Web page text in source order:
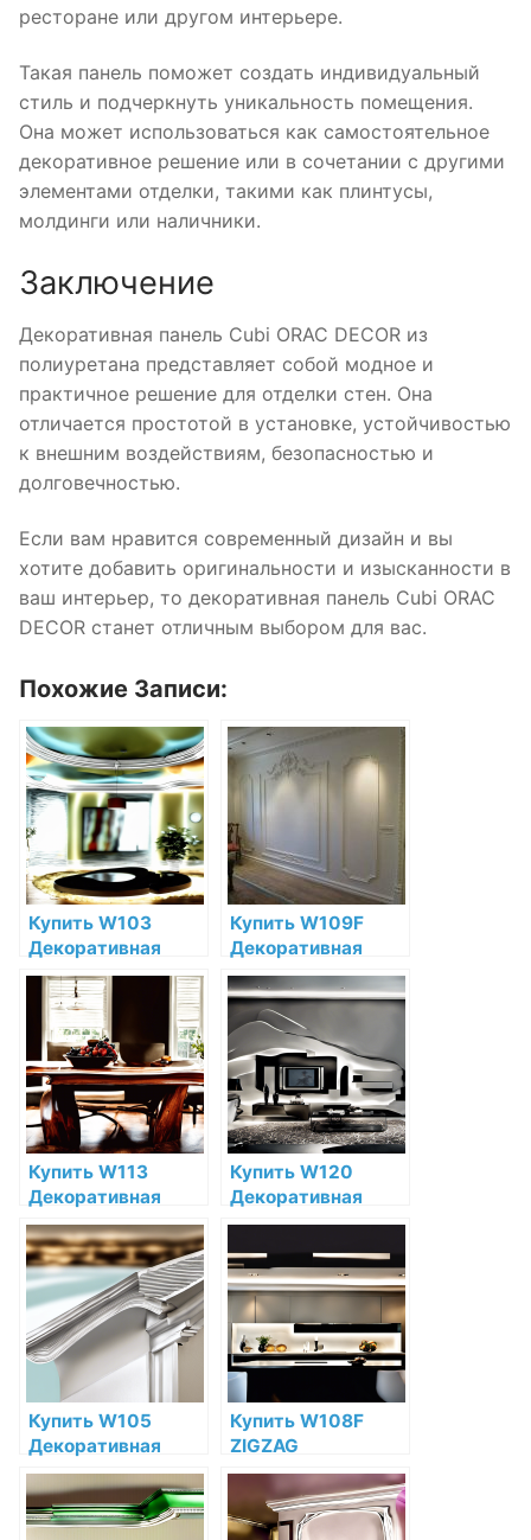
ресторане или другом интерьере.
Такая панель поможет создать индивидуальный
стиль и подчеркнуть уникальность помещения.
Она может использоваться как самостоятельное
декоративное решение или в сочетании с другими
элементами отделки, такими как плинтусы,
молдинги или наличники.
Заключение
Декоративная панель Cubi ORAC DECOR из
полиуретана представляет собой модное и
практичное решение для отделки стен. Она
отличается простотой в установке, устойчивостью
к внешним воздействиям, безопасностью и
долговечностью.
Если вам нравится современный дизайн и вы
хотите добавить оригинальности и изысканности в
ваш интерьер, то декоративная панель Cubi ORAC
DECOR станет отличным выбором для вас.
Похожие Записи:
Купить W103
Декоративная
панель Cubi Orac
Decor Полиуретан
Orac Decor по
низкой цене в
интернет-
магазине
Купить W109F
Декоративная
панель гибкая Orac
Decor Valley
Полиуретан Orac
Decor по низкой
цене в интернет-
магазине
Купить W113
Декоративная
панель Orac Decor
Cobble
Полиуретан Orac
Decor по низкой
цене в интернет-
магазине
Купить W120
Декоративная
панель Orac Decor
Полиуретан по
низкой цене в
интернет-
магазине
Купить W105
Декоративная
панель Rombus
Orac Decor
Полиуретан Orac
Купить W108F
ZIGZAG
Декоративная
панель гибкая Orac
Decor Полиуретан